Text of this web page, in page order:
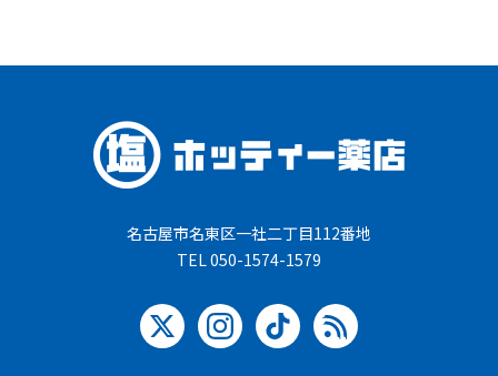
名古屋市名東区一社二丁目112番地
TEL 050-1574-1579